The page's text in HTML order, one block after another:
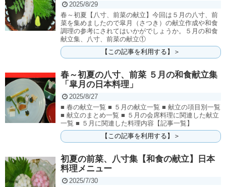
2025/8/29
春～初夏【八寸、前菜の献立】今回は５月の八寸、前
菜を集めましたので皐月（さつき）の献立作成や和食
調理の参考にされてはいかがでしょうか。５月の和食
献立集、八寸、前菜の献立①
【この記事を利用する】＞
春～初夏の八寸、前菜 ５月の和食献立集
「皐月の日本料理」
2025/8/27
■ 春の献立一覧 ■ ５月の献立一覧 ■ 献立の項目別一覧
■ 献立のまとめ一覧 ■ ５月の会席料理に関連した献立
一覧 ■ ５月に関連した料理内容【記事一覧】
【この記事を利用する】＞
初夏の前菜、八寸集【和食の献立】日本
料理メニュー
2025/7/30